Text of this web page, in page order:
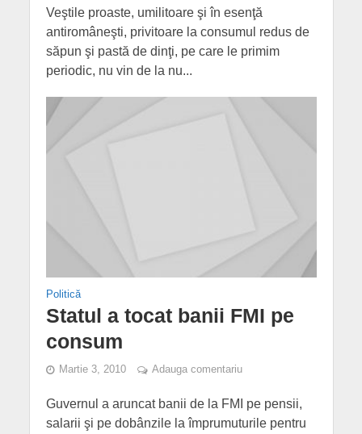
Veştile proaste, umilitoare şi în esenţă
antiromâneşti, privitoare la consumul redus de
săpun şi pastă de dinţi, pe care le primim
periodic, nu vin de la nu...
Politică
Statul a tocat banii FMI pe
consum
Martie 3, 2010 Adauga comentariu
Guvernul a aruncat banii de la FMI pe pensii,
salarii şi pe dobânzile la împrumuturile pentru